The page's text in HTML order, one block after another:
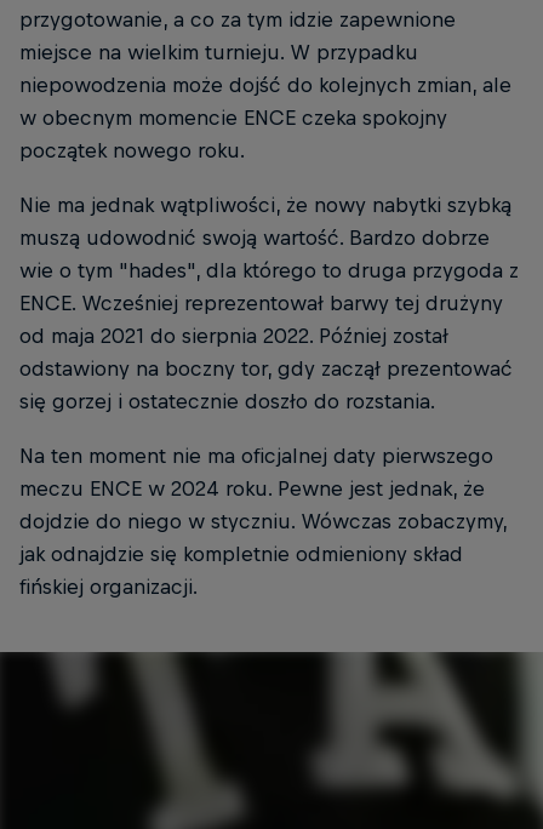
przygotowanie, a co za tym idzie zapewnione
miejsce na wielkim turnieju. W przypadku
niepowodzenia może dojść do kolejnych zmian, ale
w obecnym momencie ENCE czeka spokojny
początek nowego roku.
Nie ma jednak wątpliwości, że nowy nabytki szybką
muszą udowodnić swoją wartość. Bardzo dobrze
wie o tym "hades", dla którego to druga przygoda z
ENCE. Wcześniej reprezentował barwy tej drużyny
od maja 2021 do sierpnia 2022. Później został
odstawiony na boczny tor, gdy zaczął prezentować
się gorzej i ostatecznie doszło do rozstania.
Na ten moment nie ma oficjalnej daty pierwszego
meczu ENCE w 2024 roku. Pewne jest jednak, że
dojdzie do niego w styczniu. Wówczas zobaczymy,
jak odnajdzie się kompletnie odmieniony skład
fińskiej organizacji.